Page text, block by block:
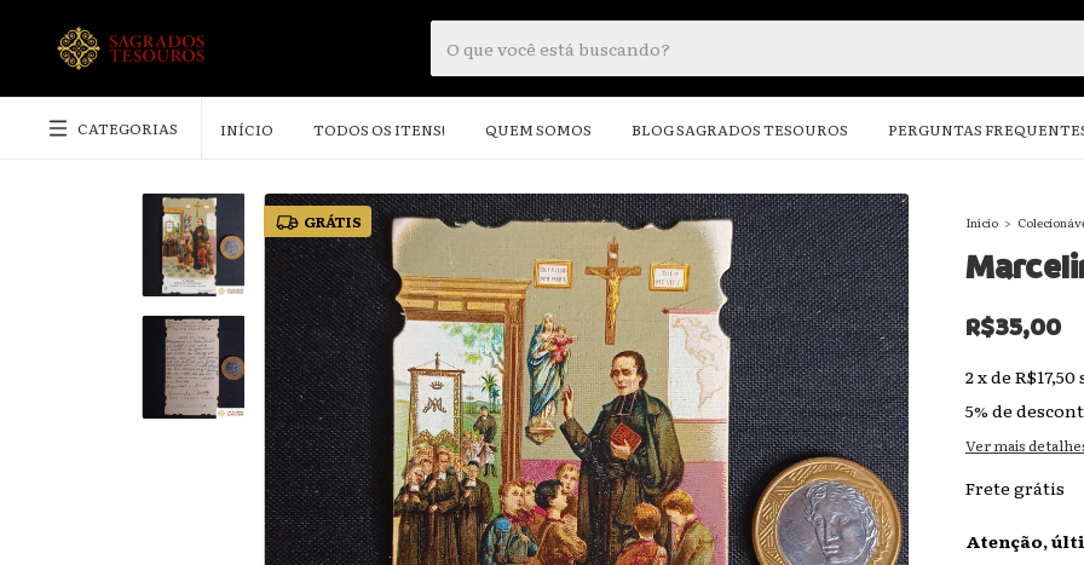
CATEGORIAS INÍCIO TODOS OS ITENS! QUEM SOMOS BLOG SAGRADOS TESOUROS PERGUNTAS
GRÁTIS Início >
R$35,00
2xde R$17,50
5% de
Ver mais
Frete grátis
Atenção,